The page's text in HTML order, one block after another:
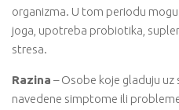
organizma. U tom periodu
joga, upotreba probiotika,
stresa.
Razina – Osobe koje gladuju
navedene simptome ili